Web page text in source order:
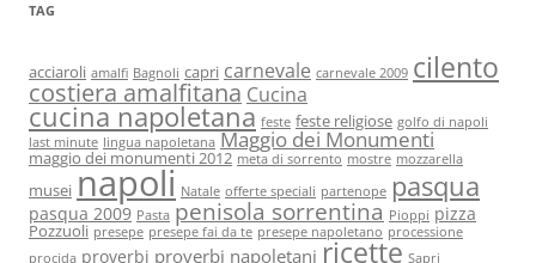
TAG
acciaroli amalfi Bagnoli capri carnevale carnevale 2009 cilento
costiera amalfitana Cucina
cucina napoletana feste feste religiose golfo di napoli
last minute lingua napoletana Maggio dei Monumenti
maggio dei monumenti 2012 meta di sorrento mostre mozzarella
musei napoli Natale offerte speciali partenope pasqua
pasqua 2009 Pasta penisola sorrentina Pioppi pizza
Pozzuoli presepe presepe fai da te presepe napoletano processione
procida proverbi proverbi napoletani ricette Sapri